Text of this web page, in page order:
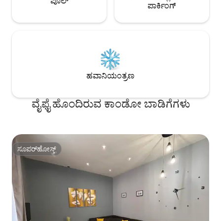
ಪಾರ್ಕಿಂಗ್
ಹವಾನಿಯಂತ್ರಣ
ವೈಫೈ ಹೊಂದಿರುವ ಕಾಂಡೋ ಬಾಡಿಗೆಗಳು
ಸೂಪರ್‌ಹೋಸ್ಟ್
ಸೂಪರ್‌ಹೋಸ್ಟ್